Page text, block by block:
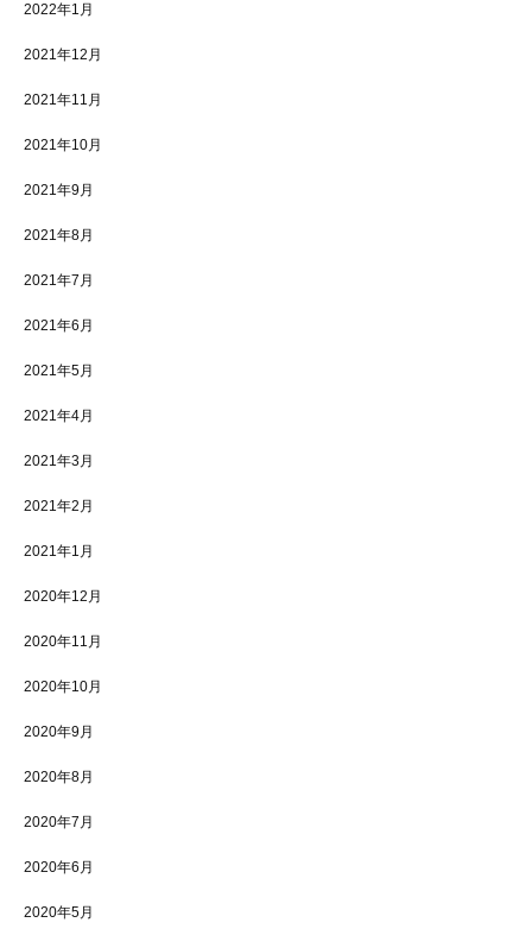
2022年1月
2021年12月
2021年11月
2021年10月
2021年9月
2021年8月
2021年7月
2021年6月
2021年5月
2021年4月
2021年3月
2021年2月
2021年1月
2020年12月
2020年11月
2020年10月
2020年9月
2020年8月
2020年7月
2020年6月
2020年5月
施設案内